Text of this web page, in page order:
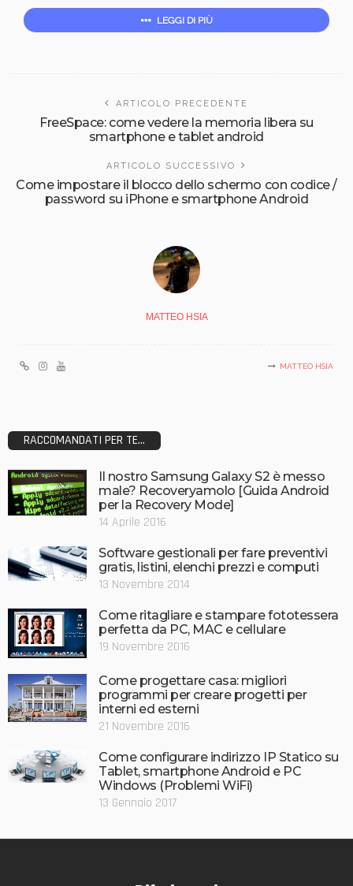
LEGGI DI PIÙ
ARTICOLO PRECEDENTE
FreeSpace: come vedere la memoria libera su
smartphone e tablet android
ARTICOLO SUCCESSIVO
Come impostare il blocco dello schermo con codice /
password su iPhone e smartphone Android
MATTEO HSIA
MATTEO HSIA
RACCOMANDATI PER TE...
Il nostro Samsung Galaxy S2 è messo
male? Recoveryamolo [Guida Android
per la Recovery Mode]
14 Aprile 2016
Software gestionali per fare preventivi
gratis, listini, elenchi prezzi e computi
13 Novembre 2014
Come ritagliare e stampare fototessera
perfetta da PC, MAC e cellulare
19 Novembre 2016
Come progettare casa: migliori
programmi per creare progetti per
interni ed esterni
21 Novembre 2016
Come configurare indirizzo IP Statico su
Tablet, smartphone Android e PC
Windows (Problemi WiFi)
13 Gennaio 2017